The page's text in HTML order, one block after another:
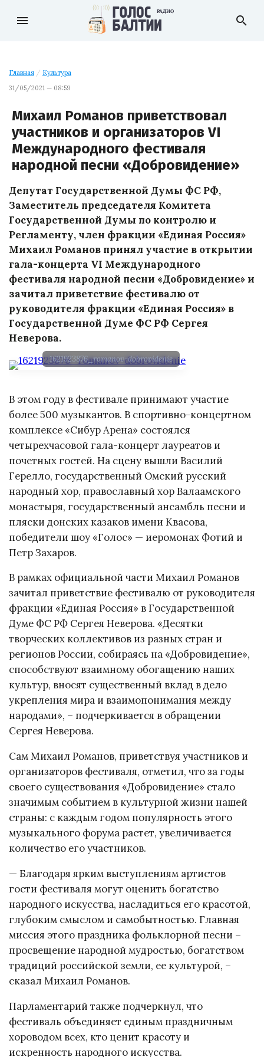
menu search
Главная / Культура
31/05/2021 — 08:59
Михаил Романов приветствовал
участников и организаторов VI
Международного фестиваля
народной песни «Добровидение»
Депутат Государственной Думы ФС РФ,
Заместитель председателя Комитета
Государственной Думы по контролю и
Регламенту, член фракции «Единая Россия»
Михаил Романов принял участие в открытии
гала-концерта VI Международного
фестиваля народной песни «Добровидение» и
зачитал приветствие фестивалю от
руководителя фракции «Единая Россия» в
Государственной Думе ФС РФ Сергея
Неверова.
1621923876_romanov-dobrovidenie
В этом году в фестивале принимают участие
более 500 музыкантов. В спортивно-концертном
комплексе «Сибур Арена» состоялся
четырехчасовой гала-концерт лауреатов и
почетных гостей. На сцену вышли Василий
Герелло, государственный Омский русский
народный хор, православный хор Валаамского
монастыря, государственный ансамбль песни и
пляски донских казаков имени Квасова,
победители шоу «Голос» — иеромонах Фотий и
Петр Захаров.
В рамках официальной части Михаил Романов
зачитал приветствие фестивалю от руководителя
фракции «Единая Россия» в Государственной
Думе ФС РФ Сергея Неверова. «Десятки
творческих коллективов из разных стран и
регионов России, собираясь на «Добровидение»,
способствуют взаимному обогащению наших
культур, вносят существенный вклад в дело
укрепления мира и взаимопонимания между
народами», – подчеркивается в обращении
Сергея Неверова.
Сам Михаил Романов, приветствуя участников и
организаторов фестиваля, отметил, что за годы
своего существования «Добровидение» стало
значимым событием в культурной жизни нашей
страны: с каждым годом популярность этого
музыкального форума растет, увеличивается
количество его участников.
— Благодаря ярким выступлениям артистов
гости фестиваля могут оценить богатство
народного искусства, насладиться его красотой,
глубоким смыслом и самобытностью. Главная
миссия этого праздника фольклорной песни –
просвещение народной мудростью, богатством
традиций российской земли, ее культурой, –
сказал Михаил Романов.
Парламентарий также подчеркнул, что
фестиваль объединяет единым праздничным
хороводом всех, кто ценит красоту и
искренность народного искусства.